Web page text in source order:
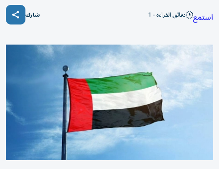
استمع دقائق القراءة - 1 شارك